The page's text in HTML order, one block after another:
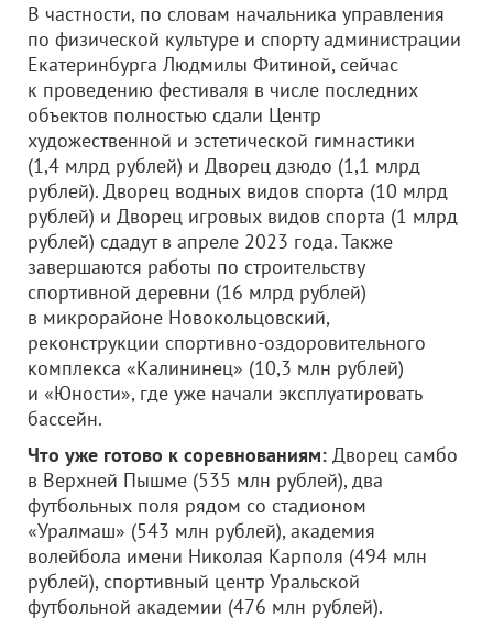
В частности, по словам начальника управления
по физической культуре и спорту администрации
Екатеринбурга Людмилы Фитиной, сейчас
к проведению фестиваля в числе последних
объектов полностью сдали Центр
художественной и эстетической гимнастики
(1,4 млрд рублей) и Дворец дзюдо (1,1 млрд
рублей). Дворец водных видов спорта (10 млрд
рублей) и Дворец игровых видов спорта (1 млрд
рублей) сдадут в апреле 2023 года. Также
завершаются работы по строительству
спортивной деревни (16 млрд рублей)
в микрорайоне Новокольцовский,
реконструкции спортивно-оздоровительного
комплекса «Калининец» (10,3 млн рублей)
и «Юности», где уже начали эксплуатировать
бассейн.
Что уже готово к соревнованиям: Дворец самбо
в Верхней Пышме (535 млн рублей), два
футбольных поля рядом со стадионом
«Уралмаш» (543 млн рублей), академия
волейбола имени Николая Карполя (494 млн
рублей), спортивный центр Уральской
футбольной академии (476 млн рублей).